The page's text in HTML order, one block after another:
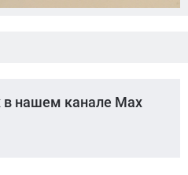
в нашем канале Max